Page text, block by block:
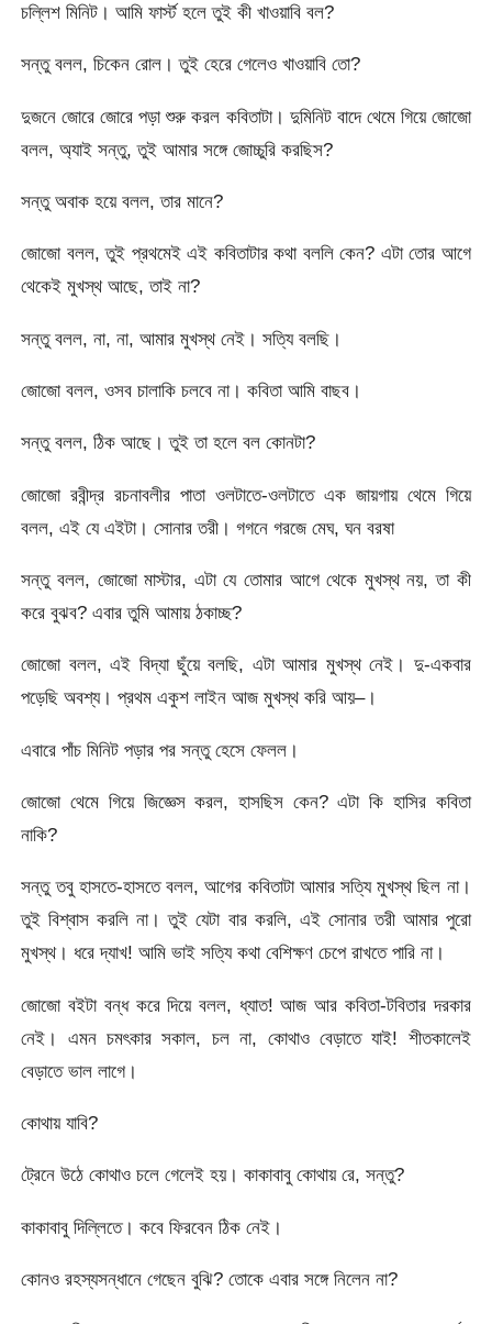
চল্লিশ মিনিট। আমি ফার্স্ট হলে তুই কী খাওয়াবি বল?
সন্তু বলল, চিকেন রোল। তুই হেরে গেলেও খাওয়াবি তো?
দুজনে জোরে জোরে পড়া শুরু করল কবিতাটা। দুমিনিট বাদে থেমে গিয়ে জোজো
বলল, অ্যাই সন্তু, তুই আমার সঙ্গে জোচ্চুরি করছিস?
সন্তু অবাক হয়ে বলল, তার মানে?
জোজো বলল, তুই প্রথমেই এই কবিতাটার কথা বললি কেন? এটা তোর আগে
থেকেই মুখস্থ আছে, তাই না?
সন্তু বলল, না, না, আমার মুখস্থ নেই। সত্যি বলছি।
জোজো বলল, ওসব চালাকি চলবে না। কবিতা আমি বাছব।
সন্তু বলল, ঠিক আছে। তুই তা হলে বল কোনটা?
জোজো রবীন্দ্র রচনাবলীর পাতা ওলটাতে-ওলটাতে এক জায়গায় থেমে গিয়ে
বলল, এই যে এইটা। সোনার তরী। গগনে গরজে মেঘ, ঘন বরষা
সন্তু বলল, জোজো মাস্টার, এটা যে তোমার আগে থেকে মুখস্থ নয়, তা কী
করে বুঝব? এবার তুমি আমায় ঠকাচ্ছ?
জোজো বলল, এই বিদ্যা ছুঁয়ে বলছি, এটা আমার মুখস্থ নেই। দু-একবার
পড়েছি অবশ্য। প্রথম একুশ লাইন আজ মুখস্থ করি আয়–।
এবারে পাঁচ মিনিট পড়ার পর সন্তু হেসে ফেলল।
জোজো থেমে গিয়ে জিজ্ঞেস করল, হাসছিস কেন? এটা কি হাসির কবিতা
নাকি?
সন্তু তবু হাসতে-হাসতে বলল, আগের কবিতাটা আমার সত্যি মুখস্থ ছিল না।
তুই বিশ্বাস করলি না। তুই যেটা বার করলি, এই সোনার তরী আমার পুরো
মুখস্থ। ধরে দ্যাখ! আমি ভাই সত্যি কথা বেশিক্ষণ চেপে রাখতে পারি না।
জোজো বইটা বন্ধ করে দিয়ে বলল, ধ্যাত! আজ আর কবিতা-টবিতার দরকার
নেই। এমন চমৎকার সকাল, চল না, কোথাও বেড়াতে যাই! শীতকালেই
বেড়াতে ভাল লাগে।
কোথায় যাবি?
ট্রেনে উঠে কোথাও চলে গেলেই হয়। কাকাবাবু কোথায় রে, সন্তু?
কাকাবাবু দিল্লিতে। কবে ফিরবেন ঠিক নেই।
কোনও রহস্যসন্ধানে গেছেন বুঝি? তোকে এবার সঙ্গে নিলেন না?